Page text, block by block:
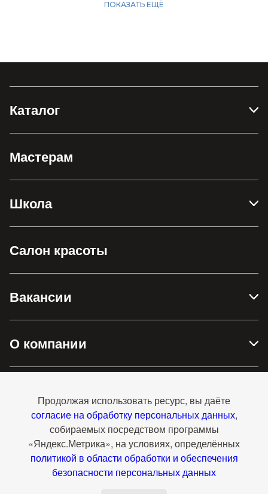
Каталог
Мастерам
Школа
Салон красоты
Вакансии
О компании
Контакты
Продолжая использовать ресурс, вы даёте
согласие на обработку персональных данных,
собираемых посредством программы
«Яндекс.Метрика», на условиях, определённых
политикой в области обработки и обеспечения
безопасности персональных данных